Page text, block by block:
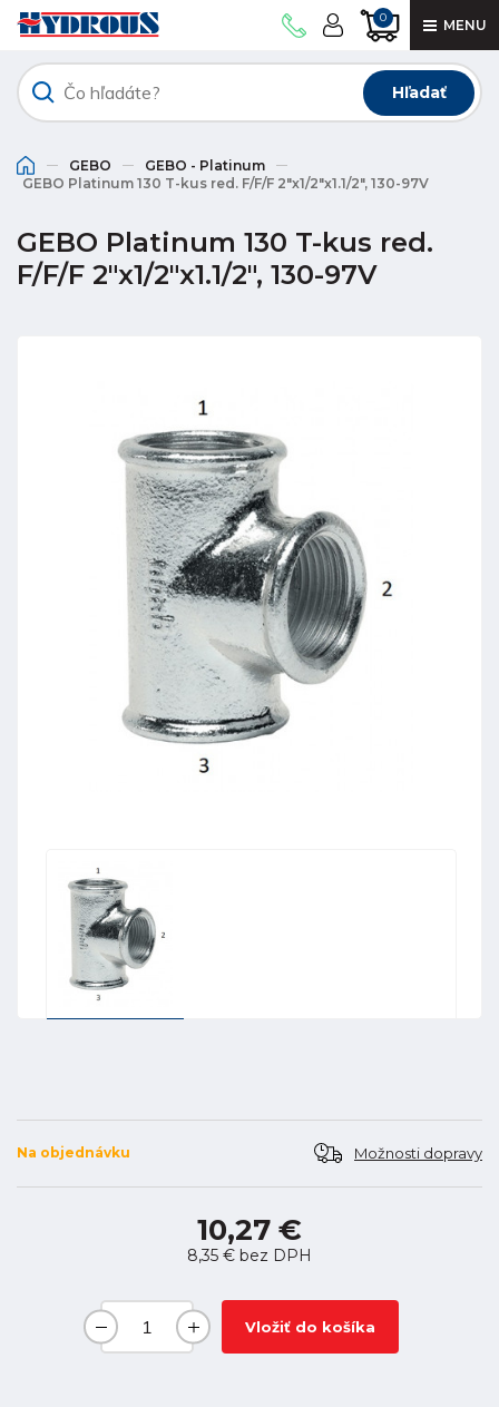
0 MENU
Hľadať
GEBO
GEBO - Platinum
GEBO Platinum 130 T-kus red. F/F/F 2"x1/2"x1.1/2", 130-97V
GEBO Platinum 130 T-kus red.
F/F/F 2"x1/2"x1.1/2", 130-97V
Na objednávku Možnosti dopravy
10,27 €
8,35 € bez DPH
Vložiť do košíka